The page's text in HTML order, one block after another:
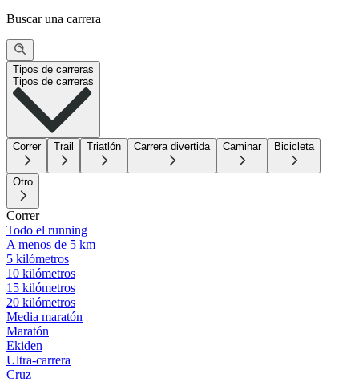
Buscar una carrera
Tipos de carreras
Tipos de carreras
Correr Trail Triatlón Carrera divertida Caminar Bicicleta
Otro
Correr
Todo el running
A menos de 5 km
5 kilómetros
10 kilómetros
15 kilómetros
20 kilómetros
Media maratón
Maratón
Ekiden
Ultra-carrera
Cruz